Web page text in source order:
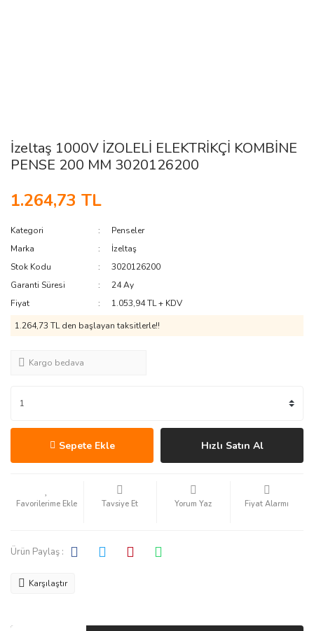
İzeltaş 1000V İZOLELİ ELEKTRİKÇİ KOMBİNE
PENSE 200 MM 3020126200
1.264,73 TL
Kategori
Penseler
Marka
İzeltaş
Stok Kodu
3020126200
Garanti Süresi
24 Ay
Fiyat
1.053,94 TL + KDV
1.264,73 TL den başlayan taksitlerle!!
Kargo bedava
Sepete Ekle Hızlı Satın Al
Tavsiye Et Yorum Yaz Fiyat Alarmı
Ürün Paylaş :
Karşılaştır